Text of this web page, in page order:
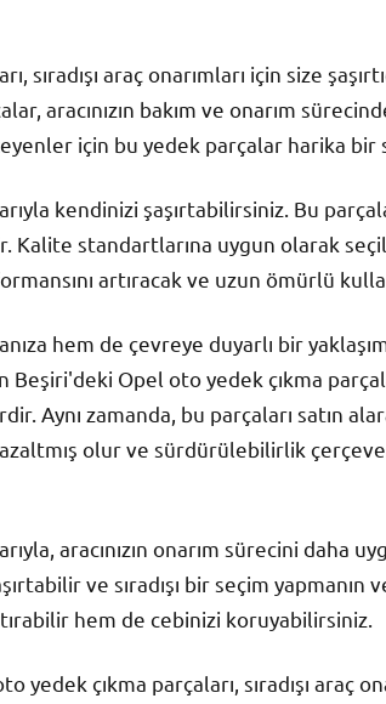
araç onarımları için size
aracınızın bakım ve onarım
için bu yedek parçalar harika bir
kendinizi şaşırtabilirsiniz. Bu
Kalite standartlarına uygun olarak
artıracak ve uzun ömürlü
hem de çevreye duyarlı bir
Beşiri'deki Opel oto yedek çıkma
Aynı zamanda, bu parçaları satın
olur ve sürdürülebilirlik
aracınızın onarım sürecini daha
ve sıradışı bir seçim yapmanın
hem de cebinizi koruyabilirsiniz.
çıkma parçaları, sıradışı araç